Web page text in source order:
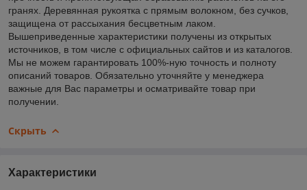
гранях. Деревянная рукоятка c прямым волокном, без сучков,
защищена от рассыхания бесцветным лаком.
Вышеприведенные характеристики получены из открытых
источников, в том числе с официальных сайтов и из каталогов.
Мы не можем гарантировать 100%-ную точность и полноту
описаний товаров. Обязательно уточняйте у менеджера
важные для Вас параметры и осматривайте товар при
получении.
Скрыть
Характеристики